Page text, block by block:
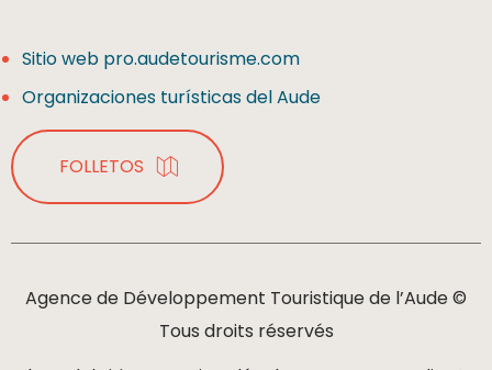
Sitio web pro.audetourisme.com
Organizaciones turísticas del Aude
FOLLETOS
Agence de Développement Touristique de l’Aude ©
Tous droits réservés